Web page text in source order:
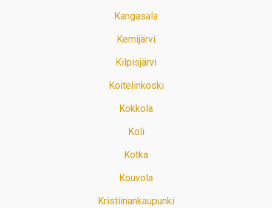
Kangasala
Kemijärvi
Kilpisjärvi
Koitelinkoski
Kokkola
Koli
Kotka
Kouvola
Kristiinankaupunki